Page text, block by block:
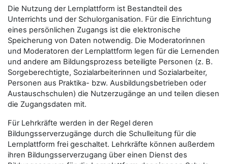
Die Nutzung der Lernplattform ist Bestandteil des
Unterrichts und der Schulorganisation. Für die Einrichtung
eines persönlichen Zugangs ist die elektronische
Speicherung von Daten notwendig. Die Moderatorinnen
und Moderatoren der Lernplattform legen für die Lernenden
und andere am Bildungsprozess beteiligte Personen (z. B.
Sorgeberechtigte, Sozialarbeiterinnen und Sozialarbeiter,
Personen aus Praktika- bzw. Ausbildungsbetrieben oder
Austauschschulen) die Nutzerzugänge an und teilen diesen
die Zugangsdaten mit.
Für Lehrkräfte werden in der Regel deren
Bildungsserverzugänge durch die Schulleitung für die
Lernplattform frei geschaltet. Lehrkräfte können außerdem
ihren Bildungsserverzugang über einen Dienst des